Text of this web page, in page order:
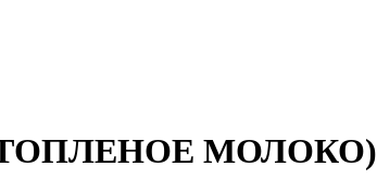
ТОПЛЕНОЕ МОЛОКО)